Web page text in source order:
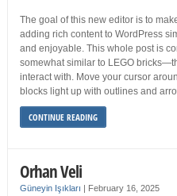
The goal of this new editor is to
adding rich content to WordPress
and enjoyable. This whole post is
somewhat similar to LEGO
interact with. Move your cursor
blocks light up with outlines and
CONTINUE READING
Orhan Veli
Güneyin Işıkları | February 16, 2025